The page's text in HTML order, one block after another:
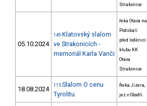
Strakonice
05.10.2024
149 Klatovský slalom
ve Strakonicích -
memoriál Karla Vanči
řeka Otava na
Podskalí
před loděnicí
klubu KK
Otava
Strakonice
18.08.2024 115 Slalom O cenu
Tyrolitu
Řeka Jizera,
jez v Obodři.